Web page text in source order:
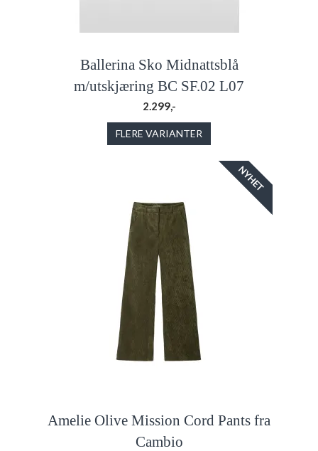
Ballerina Sko Midnattsblå
m/utskjæring BC SF.02 L07
2.299,-
FLERE VARIANTER
NYHET
Amelie Olive Mission Cord Pants fra
Cambio